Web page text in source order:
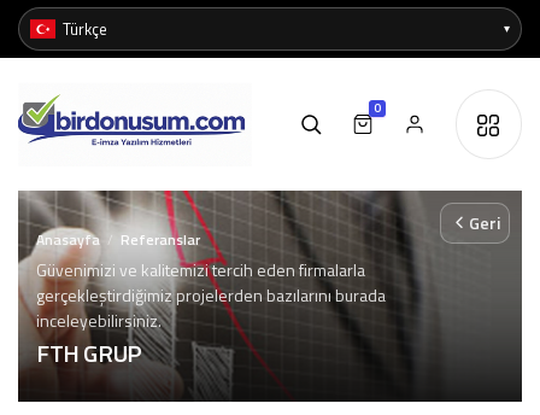
0
FTH GRUP
Güvenimizi ve kalitemizi tercih eden firmalarla
gerçekleştirdiğimiz projelerden bazılarını burada
inceleyebilirsiniz.
Anasayfa / Referanslar
Geri